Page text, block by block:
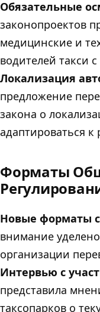
Обязательные
законопроектов
медицинские и
водителей такси
Локализация
предложение
закона о
адаптироваться
Форматы
Новые форматы
внимание
организации
Интервью с
представила
таксопарков о